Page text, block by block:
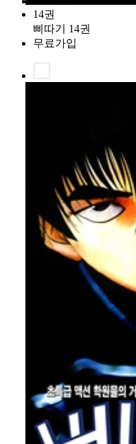
14권
삐따기 14권
무료가입